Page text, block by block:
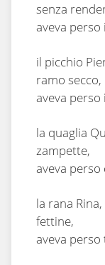
senza
aveva
il picchio
ramo secco,
aveva perso
la quaglia
zampette,
aveva
la rana
fettine,
aveva